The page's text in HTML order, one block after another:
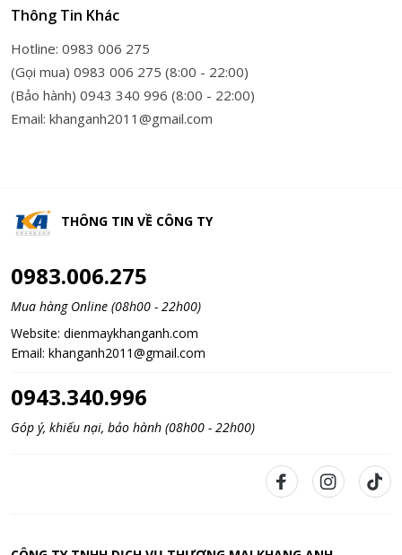
Thông Tin Khác
Hotline: 0983 006 275
(Gọi mua) 0983 006 275 (8:00 - 22:00)
(Bảo hành) 0943 340 996 (8:00 - 22:00)
Email: khanganh2011@gmail.com
THÔNG TIN VỀ CÔNG TY
0983.006.275
Mua hàng Online (08h00 - 22h00)
Website: dienmaykhanganh.com
Email: khanganh2011@gmail.com
0943.340.996
Góp ý, khiếu nại, bảo hành (08h00 - 22h00)